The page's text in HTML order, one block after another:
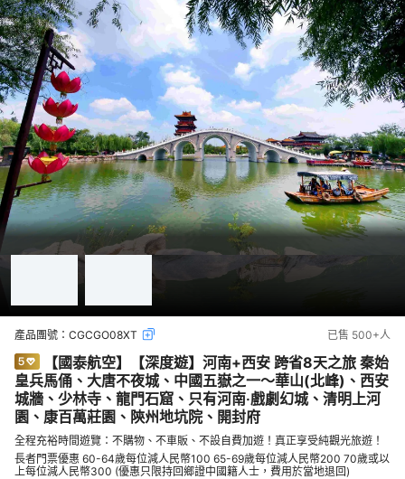
產品團號： CGCGO08XT 已售 500+人
【國泰航空】【深度遊】河南+西安 跨省8天之旅 秦始
皇兵馬俑、大唐不夜城、中國五嶽之一～華山(北峰)、西安
城牆、少林寺、龍門石窟、只有河南‧戲劇幻城、清明上河
園、康百萬莊園、陝州地坑院、開封府
全程充裕時間遊覽：不購物、不車販、不設自費加遊！真正享受純觀光旅遊！
長者門票優惠 60-64歲每位減人民幣100 65-69歲每位減人民幣200 70歲或以
上每位減人民幣300 (優惠只限持回鄉證中國籍人士，費用於當地退回)